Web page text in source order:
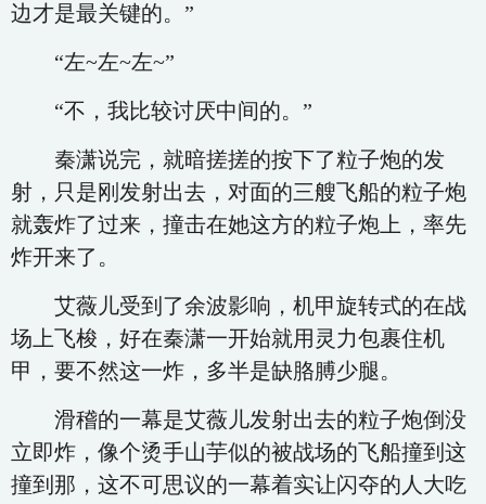
边才是最关键的。”
“左~左~左~”
“不，我比较讨厌中间的。”
秦潇说完，就暗搓搓的按下了粒子炮的发
射，只是刚发射出去，对面的三艘飞船的粒子炮
就轰炸了过来，撞击在她这方的粒子炮上，率先
炸开来了。
艾薇儿受到了余波影响，机甲旋转式的在战
场上飞梭，好在秦潇一开始就用灵力包裹住机
甲，要不然这一炸，多半是缺胳膊少腿。
滑稽的一幕是艾薇儿发射出去的粒子炮倒没
立即炸，像个烫手山芋似的被战场的飞船撞到这
撞到那，这不可思议的一幕着实让闪夺的人大吃